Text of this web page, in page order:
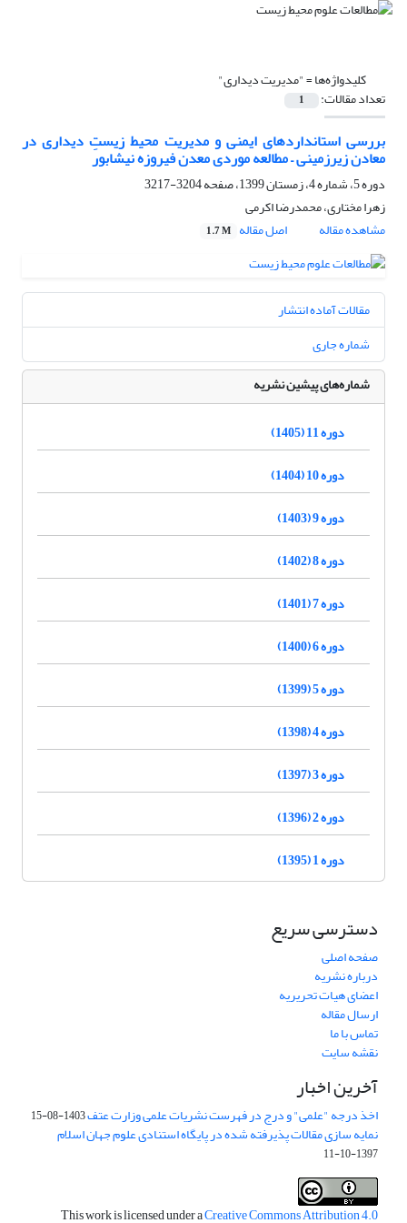
کلیدواژه‌ها ="مدیریت دیداری"
تعداد مقالات: 1
بررسی استانداردهای ایمنی و مدیریت محیط زیستِ دیداری در
معادن زیرزمینی – مطالعه موردی معدن فیروزه نیشابور
دوره 5، شماره 4، زمستان 1399، صفحه
3204-3217
زهرا مختاری، محمدرضا اکرمی
مشاهده مقاله
اصل مقاله 1.7 M
مقالات آماده انتشار
شماره جاری
شماره‌های پیشین نشریه
دوره 11 (1405)
دوره 10 (1404)
دوره 9 (1403)
دوره 8 (1402)
دوره 7 (1401)
دوره 6 (1400)
دوره 5 (1399)
دوره 4 (1398)
دوره 3 (1397)
دوره 2 (1396)
دوره 1 (1395)
دسترسی سریع
صفحه اصلی
درباره نشریه
اعضای هیات تحریریه
ارسال مقاله
تماس با ما
نقشه سایت
آخرین اخبار
اخذ درجه "علمی" و درج در فهرست نشریات علمی وزارت عتف1403-08-15
نمایه سازی مقالات پذیرفته شده در پایگاه استنادی علوم جهان اسلام
1397-10-11
This work is licensed under aCreative Commons Attribution 4.0